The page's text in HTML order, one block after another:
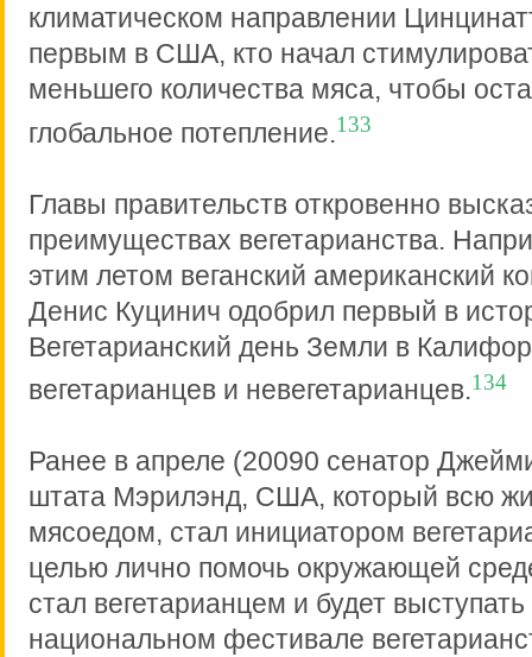
климатическом направлении
первым в США, кто начал
меньшего количества мяса, чтобы
глобальное потепление.133
Главы правительств откровенно
преимуществах вегетарианства.
этим летом веганский американский
Денис Куцинич одобрил первый в
Вегетарианский день Земли в
вегетарианцев и невегетарианцев.134
Ранее в апреле (20090 сенатор
штата Мэрилэнд, США, который всю
мясоедом, стал инициатором
целью лично помочь окружающей
стал вегетарианцем и будет
национальном фестивале